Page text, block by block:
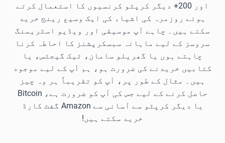
اور 200+ دیگر کرپٹو کرنسیوں کا استعمال کرتے
ہوئے روزمرہ کی اشیاء کی ایک وسیع رینج خرید
سکتے ہیں۔ چاہے آپ موسیقی اور ویڈیو اسٹریمنگ
سروسز کے لیے ماہانہ سبسکرپشنز کا احاطہ کرنا
چاہتے ہوں یا گھریلو سامان، ٹیک گیجٹس، یا
کتابیں خریدنے کی ضرورت ہو، ہم آپ کے لیے موجود
ہیں۔ مثال کے طور پر، آپ کو تقریباً ہر وہ چیز
حاصل کرنے کے لیے جس کی آپ کو ضرورت ہے، Bitcoin
یا دیگر کرپٹو سے آسانی سے Amazon گفٹ کارڈ
خرید سکتے ہیں!